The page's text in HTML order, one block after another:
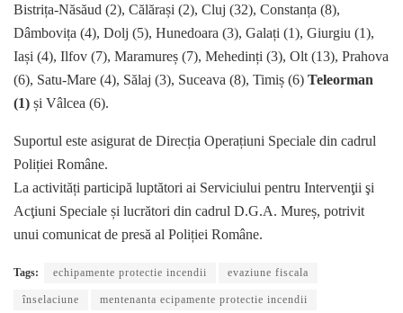
Bistrița-Năsăud (2), Călărași (2), Cluj (32), Constanța (8),
Dâmbovița (4), Dolj (5), Hunedoara (3), Galați (1), Giurgiu (1),
Iași (4), Ilfov (7), Maramureș (7), Mehedinți (3), Olt (13), Prahova
(6), Satu-Mare (4), Sălaj (3), Suceava (8), Timiș (6) Teleorman
(1) și Vâlcea (6).
Suportul este asigurat de Direcția Operațiuni Speciale din cadrul
Poliției Române.
La activități participă luptători ai Serviciului pentru Intervenţii şi
Acţiuni Speciale și lucrători din cadrul D.G.A. Mureș, potrivit
unui comunicat de presă al Poliției Române.
Tags: echipamente protectie incendii evaziune fiscala
înselaciune mentenanta ecipamente protectie incendii